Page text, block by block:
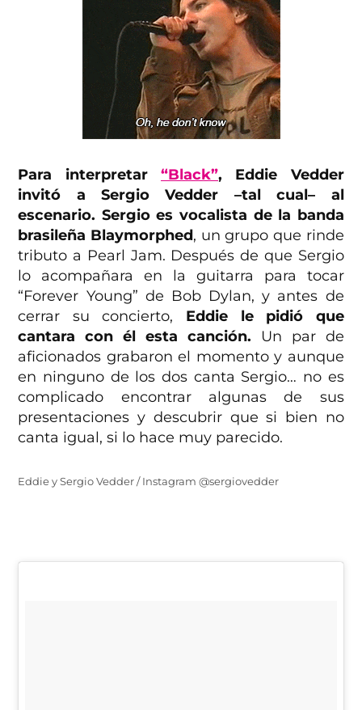
Para interpretar “Black”, Eddie Vedder
invitó a Sergio Vedder –tal cual– al
escenario. Sergio es vocalista de la banda
brasileña Blaymorphed, un grupo que rinde
tributo a Pearl Jam. Después de que Sergio
lo acompañara en la guitarra para tocar
“Forever Young” de Bob Dylan, y antes de
cerrar su concierto, Eddie le pidió que
cantara con él esta canción. Un par de
aficionados grabaron el momento y aunque
en ninguno de los dos canta Sergio… no es
complicado encontrar algunas de sus
presentaciones y descubrir que si bien no
canta igual, si lo hace muy parecido.
Eddie y Sergio Vedder / Instagram @sergiovedder